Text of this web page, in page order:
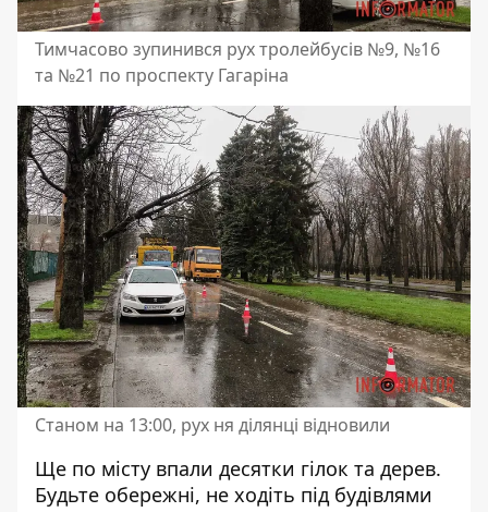
Тимчасово зупинився рух тролейбусів №9, №16
та №21 по проспекту Гагаріна
Станом на 13:00, рух ня ділянці відновили
Ще по місту впали десятки гілок та дерев.
Будьте обережні, не ходіть під будівлями